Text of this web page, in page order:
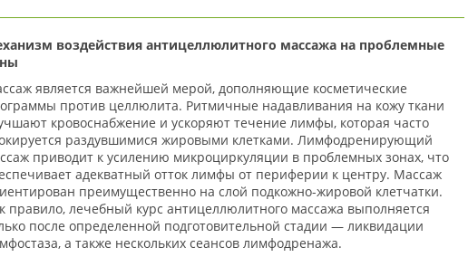
воздействия антицеллюлитного массажа на проблемные
является важнейшей мерой, дополняющие косметические
против целлюлита. Ритмичные надавливания на кожу ткани
кровоснабжение и ускоряют течение лимфы, которая часто
раздувшимися жировыми клетками. Лимфодренирующий
приводит к усилению микроциркуляции в проблемных зонах, что
адекватный отток лимфы от периферии к центру. Массаж
преимущественно на слой подкожно-жировой клетчатки.
правило, лечебный курс антицеллюлитного массажа выполняется
после определенной подготовительной стадии — ликвидации
а также нескольких сеансов лимфодренажа.